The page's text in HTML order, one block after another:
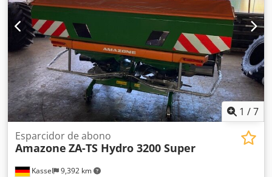
1 /7
Kassel 9,392 km
Esparcidor de abono
Amazone ZA-TS Hydro 3200 Super